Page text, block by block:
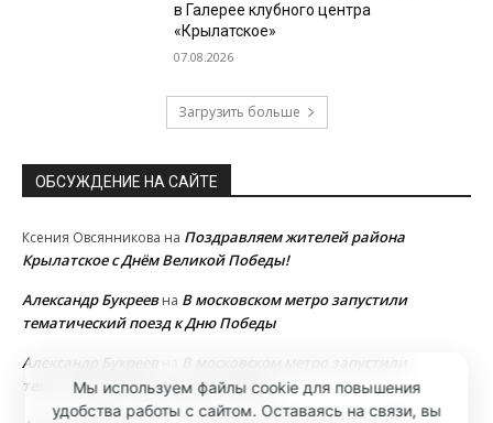
в Галерее клубного центра
«Крылатское»
07.08.2026
Загрузить больше
ОБСУЖДЕНИЕ НА САЙТЕ
Ксения Овсянникова на Поздравляем жителей района
Крылатское с Днём Великой Победы!
Александр Букреевна В московском метро запустили
тематический поезд к Дню Победы
Александр Букреев
В московском метро запустили
тематический поезд к Дню Победы
Мы используем файлы cookie для повышения
удобства работы с сайтом. Оставаясь на связи, вы